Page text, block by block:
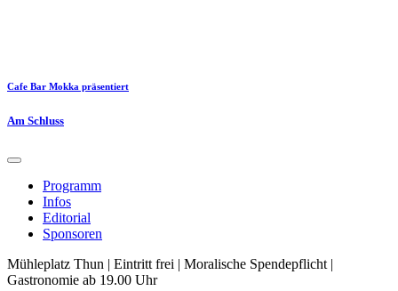
Cafe Bar Mokka präsentiert
Am Schluss
Programm
Infos
Editorial
Sponsoren
Mühleplatz Thun | Eintritt frei | Moralische Spendepflicht |
Gastronomie ab 19.00 Uhr